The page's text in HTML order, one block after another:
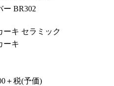
ー BR302
ーキ セラミック
ーキ
＋税(予価)